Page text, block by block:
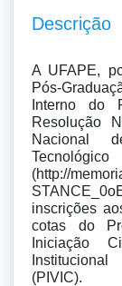
Descrição
A UFAPE,
Pós-
Interno do
Resolução
Nacional
(http://
inscrições
cotas do
Iniciação
(PIVIC).